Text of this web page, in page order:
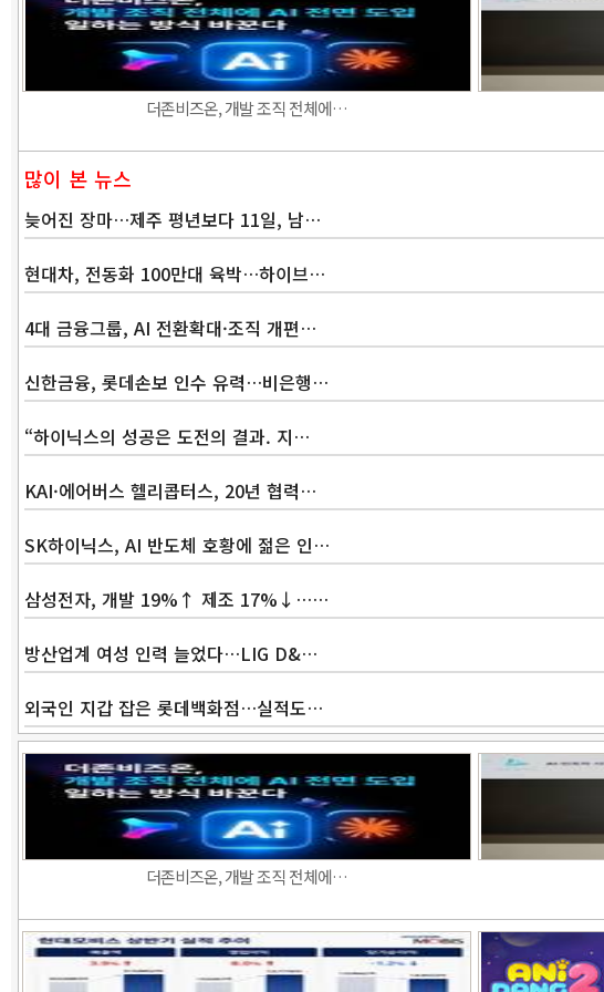
더존비즈온, 개발 조직 전체에…
많이 본 뉴스
늦어진 장마…제주 평년보다 11일, 남…
현대차, 전동화 100만대 육박…하이브…
4대 금융그룹, AI 전환확대·조직 개편…
신한금융, 롯데손보 인수 유력…비은행…
“하이닉스의 성공은 도전의 결과. 지…
KAI·에어버스 헬리콥터스, 20년 협력…
SK하이닉스, AI 반도체 호황에 젊은 인…
삼성전자, 개발 19%↑ 제조 17%↓……
방산업계 여성 인력 늘었다…LIG D&…
외국인 지갑 잡은 롯데백화점…실적도…
더존비즈온, 개발 조직 전체에…